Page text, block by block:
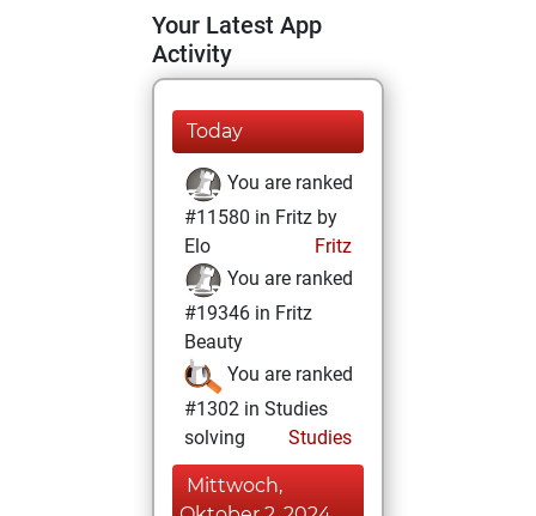
Your Latest App
Activity
Today
You are ranked
#11580 in Fritz by
Elo
Fritz
You are ranked
#19346 in Fritz
Beauty
You are ranked
#1302 in Studies
solving
Studies
Mittwoch,